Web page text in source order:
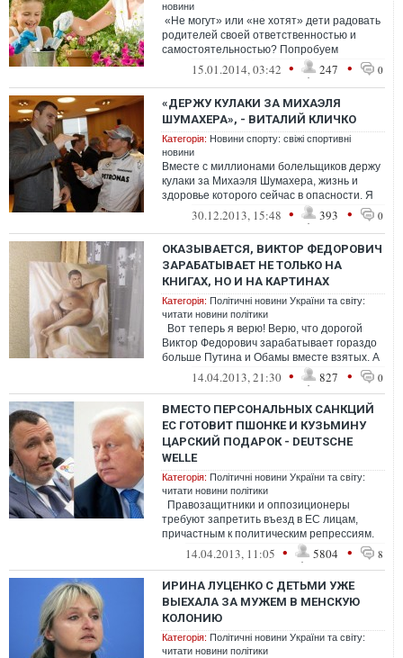
новини
«Не могут» или «не хотят» дети радовать
родителей своей ответственностью и
самостоятельностью? Попробуем
разобраться вме...
15.01.2014, 03:42 • 247 • 0
«ДЕРЖУ КУЛАКИ ЗА МИХАЭЛЯ
ШУМАХЕРА», - ВИТАЛИЙ КЛИЧКО
Категорія: Новини спорту: свіжі спортивні
новини
Вместе с миллионами болельщиков держу
кулаки за Михаэля Шумахера, жизнь и
здоровье которого сейчас в опасности. Я
знаком с Михаэлем, знаю его как...
30.12.2013, 15:48 • 393 • 0
ОКАЗЫВАЕТСЯ, ВИКТОР ФЕДОРОВИЧ
ЗАРАБАТЫВАЕТ НЕ ТОЛЬКО НА
КНИГАХ, НО И НА КАРТИНАХ
Категорія: Політичні новини України та світу:
читати новини політики
Вот теперь я верю! Верю, что дорогой
Виктор Федорович зарабатывает гораздо
больше Путина и Обамы вместе взятых. А
всё потому, что он разн...
14.04.2013, 21:30 • 827 • 0
ВМЕСТО ПЕРСОНАЛЬНЫХ САНКЦИЙ
ЕС ГОТОВИТ ПШОНКЕ И КУЗЬМИНУ
ЦАРСКИЙ ПОДАРОК - DEUTSCHE
WELLE
Категорія: Політичні новини України та світу:
читати новини політики
Правозащитники и оппозиционеры
требуют запретить въезд в ЕС лицам,
причастным к политическим репрессиям.
Но Брюссель готов выдавать визы на 5 ...
14.04.2013, 11:05 • 5804 • 8
ИРИНА ЛУЦЕНКО С ДЕТЬМИ УЖЕ
ВЫЕХАЛА ЗА МУЖЕМ В МЕНСКУЮ
КОЛОНИЮ
Категорія: Політичні новини України та світу:
читати новини політики